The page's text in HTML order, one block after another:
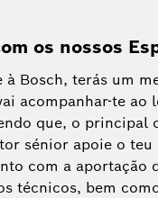
os nossos
à Bosch, terás um
acompanhar-te ao
que, o principal
sénior apoie o teu
com a aportação
técnicos, bem